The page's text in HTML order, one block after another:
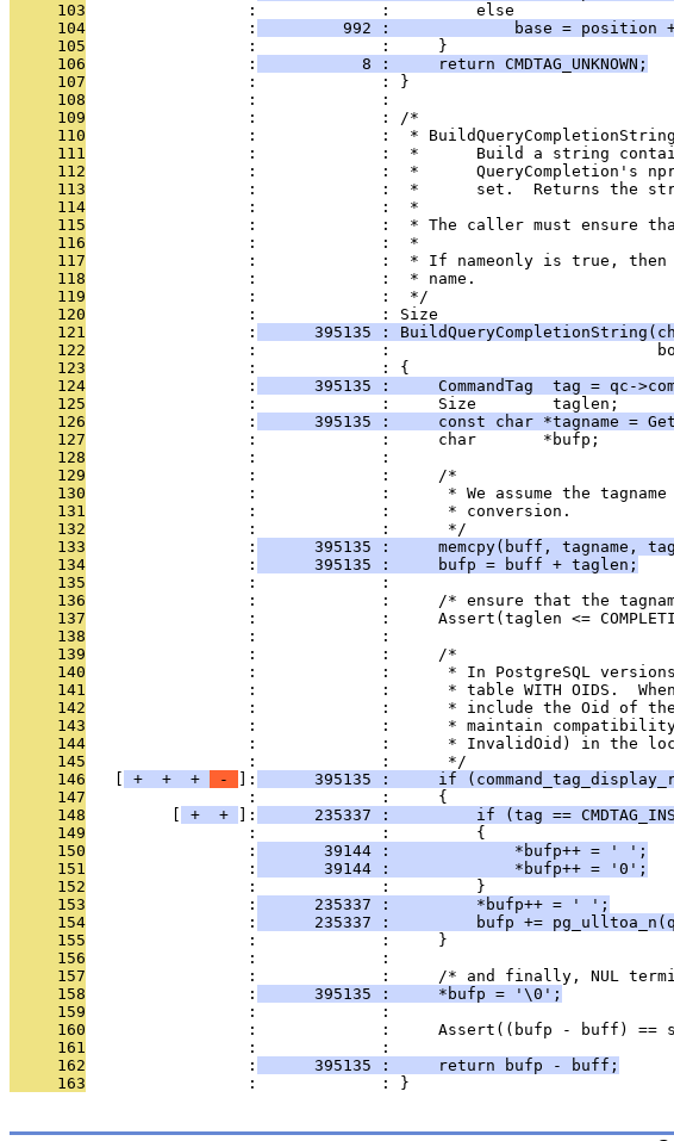
     103
                 :             :         else
     104
                 :
992 :             base = position
     105
                 :             :     }
     106
                 :
           8 :     return CMDTAG_UNKNOWN;
     107
                 :             : }
     108
                 :             :
     109
                 :             : /*
     110
                 :             :  * BuildQueryCompletionString
     111
:             :  *      Build a string
     112
:             :  *      QueryCompletion's
     113
:             :  *      set.  Returns the
     114
                 :             :  *
     115
:             :  * The caller must ensure
     116
                 :             :  *
     117
:             :  * If nameonly is true,
     118
                 :             :  * name.
     119
                 :             :  */
     120
                 :             : Size
     121
                 :
395135 :
     122
:             :
     123
                 :             : {
     124
                 :
395135 :     CommandTag  tag = qc-
     125
                 :             :     Size        taglen;
     126
                 :
395135 :     const char *tagname =
     127
                 :             :     char       *bufp;
     128
                 :             :
     129
                 :             :     /*
     130
:             :      * We assume the
     131
                 :             :      * conversion.
     132
                 :             :      */
     133
                 :
395135 :     memcpy(buff, tagname,
     134
                 :
      395135 :     bufp = buff + taglen;
     135
                 :             :
     136
:             :     /* ensure that the
     137
:             :     Assert(taglen <=
     138
                 :             :
     139
                 :             :     /*
     140
:             :      * In PostgreSQL
     141
:             :      * table WITH OIDS.
     142
:             :      * include the Oid of
     143
:             :      * maintain
     144
:             :      * InvalidOid) in the
     145
                 :             :      */
     146
+ + + - ]:
395135 :     if
     147
                 :             :     {
     148
+ + ]:
235337 :         if (tag ==
     149
                 :             :         {
     150
                 :
       39144 :             *bufp++ = ' ';
     151
                 :
       39144 :             *bufp++ = '0';
     152
                 :             :         }
     153
                 :
      235337 :         *bufp++ = ' ';
     154
                 :
235337 :         bufp +=
     155
                 :             :     }
     156
                 :             :
     157
:             :     /* and finally, NUL
     158
                 :
      395135 :     *bufp = '\0';
     159
                 :             :
     160
:             :     Assert((bufp - buff) ==
     161
                 :             :
     162
                 :
      395135 :     return bufp - buff;
     163
                 :             : }